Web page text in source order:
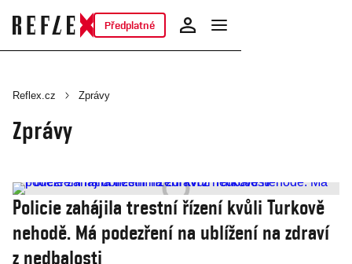
Předplatné
Reflex.cz Zprávy
Zprávy
Policie zahájila trestní řízení kvůli Turkově
nehodě. Má podezření na ublížení na zdraví
z nedbalosti